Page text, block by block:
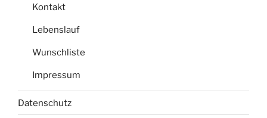
Kontakt
Lebenslauf
Wunschliste
Impressum
Datenschutz